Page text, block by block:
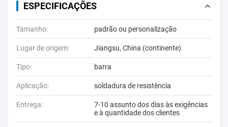
ESPECIFICAÇÕES
Tamanho: padrão ou personalização
Lugar de origem: Jiangsu, China (continente)
Tipo: barra
Aplicação: soldadura de resistência
Entrega:
7-10 assunto dos dias às exigências
e à quantidade dos clientes